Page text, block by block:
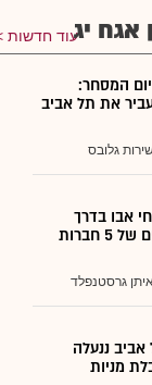
אגח יגעוד חדשות
המסחר:
את תל אביב
גלובס
אבו בדרך
להפוך לבעלים של 5 חברות
איתן גרסטנפלד
ננעלה
מניות